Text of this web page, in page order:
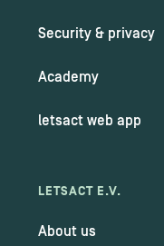
Security & privacy
Academy
letsact web app
LETSACT E.V.
About us